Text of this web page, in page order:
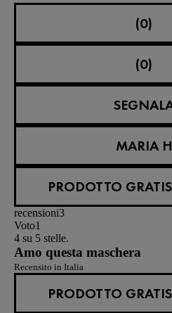
(0)
(0)
MARIA H
PRODOTTO
recensioni3
Voto1
4 su 5 stelle.
Amo questa maschera
Recensito in Italia
PRODOTTO